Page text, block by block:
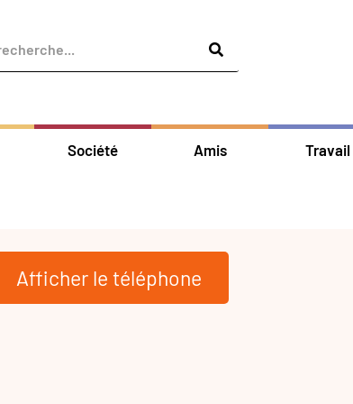
Société Amis Travail
Afficher le téléphone